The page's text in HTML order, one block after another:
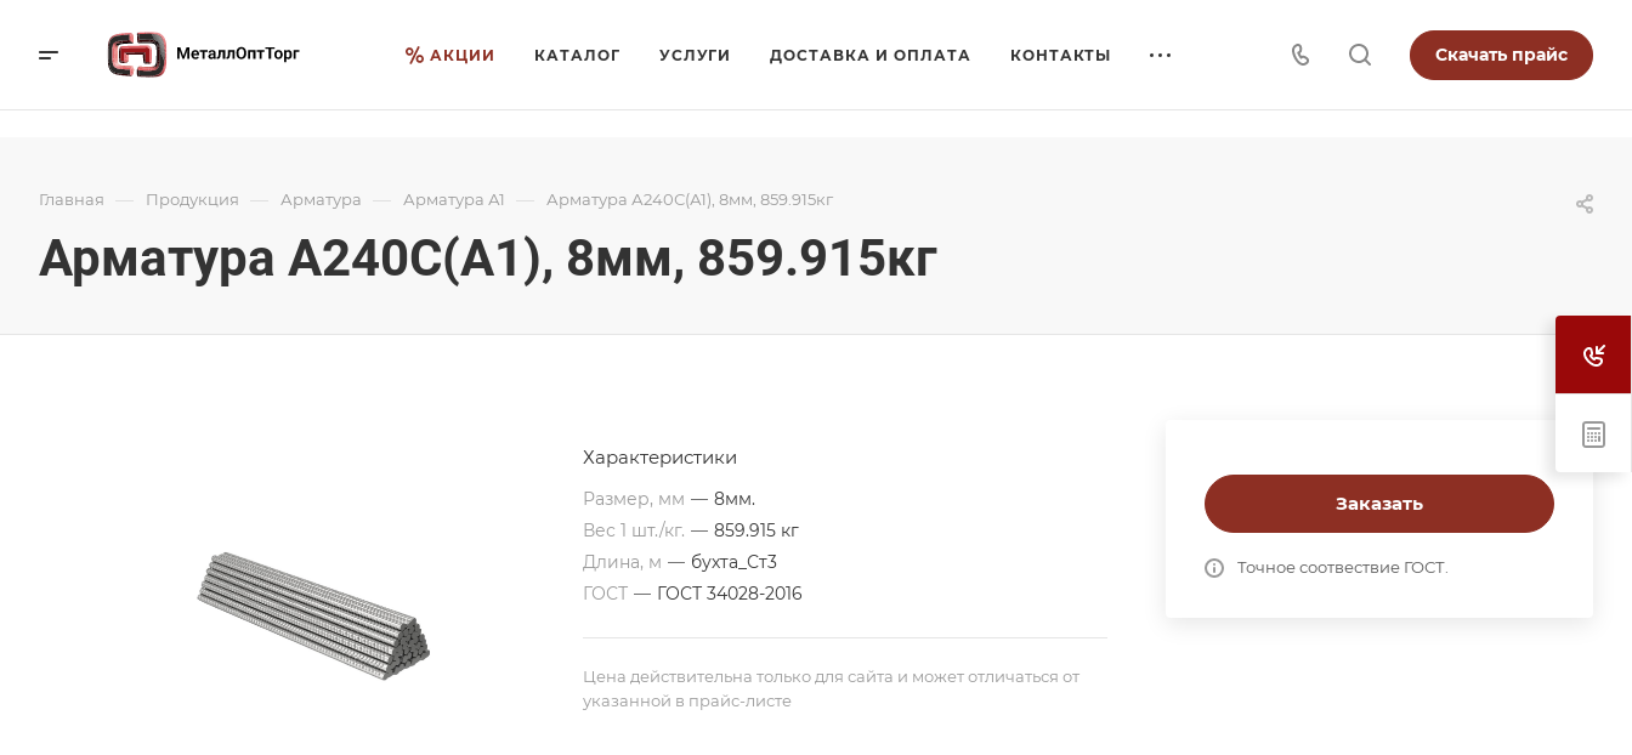
АКЦИИ КАТАЛОГ УСЛУГИ ДОСТАВКА И ОПЛАТА КОНТАКТЫ Скачать прайс
Главная — Продукция — Арматура — Арматура А1 — Арматура А240С(А1), 8мм, 859.915кг
Арматура А240С(А1), 8мм, 859.915кг
Заказать
Точное соотвествие ГОСТ.
Характеристики
Размер, мм — 8мм.
Вес 1 шт./кг. — 859.915 кг
Длина, м — бухта_Ст3
ГОСТ — ГОСТ 34028-2016
Цена действительна только для сайта и может отличаться от
указанной в прайс-листе